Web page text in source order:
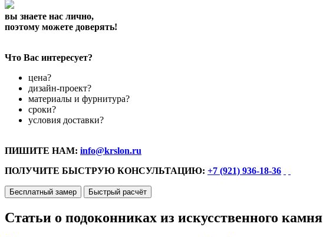
вы знаете нас лично,
поэтому можете доверять!
Что Вас интересует?
цена?
дизайн-проект?
материалы и фурнитура?
сроки?
условия доставки?
ПИШИТЕ НАМ: info@krslon.ru
ПОЛУЧИТЕ БЫСТРУЮ КОНСУЛЬТАЦИЮ: +7 (921) 936-18-36
Бесплатный замер Быстрый расчёт
Статьи о подоконниках из искусственного камня